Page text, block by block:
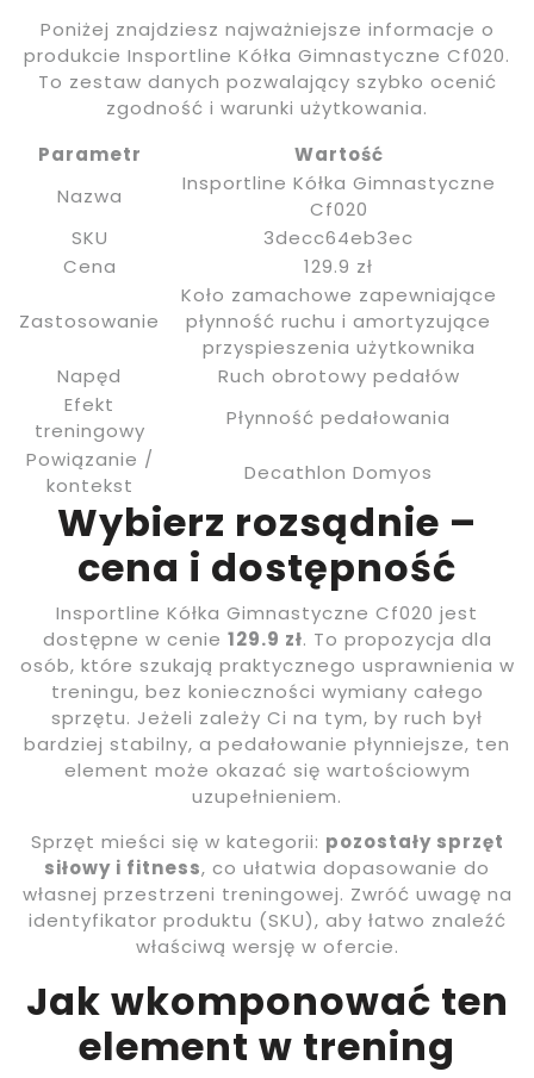
Poniżej znajdziesz najważniejsze informacje o
produkcie Insportline Kółka Gimnastyczne Cf020.
To zestaw danych pozwalający szybko ocenić
zgodność i warunki użytkowania.
Parametr
Wartość
Nazwa
Insportline Kółka Gimnastyczne
Cf020
SKU
3decc64eb3ec
Cena
129.9 zł
Zastosowanie
Koło zamachowe zapewniające
płynność ruchu i amortyzujące
przyspieszenia użytkownika
Napęd
Ruch obrotowy pedałów
Efekt
treningowy
Płynność pedałowania
Powiązanie /
kontekst
Decathlon Domyos
Wybierz rozsądnie –
cena i dostępność
Insportline Kółka Gimnastyczne Cf020 jest
dostępne w cenie 129.9 zł. To propozycja dla
osób, które szukają praktycznego usprawnienia w
treningu, bez konieczności wymiany całego
sprzętu. Jeżeli zależy Ci na tym, by ruch był
bardziej stabilny, a pedałowanie płynniejsze, ten
element może okazać się wartościowym
uzupełnieniem.
Sprzęt mieści się w kategorii: pozostały sprzęt
siłowy i fitness, co ułatwia dopasowanie do
własnej przestrzeni treningowej. Zwróć uwagę na
identyfikator produktu (SKU), aby łatwo znaleźć
właściwą wersję w ofercie.
Jak wkomponować ten
element w trening